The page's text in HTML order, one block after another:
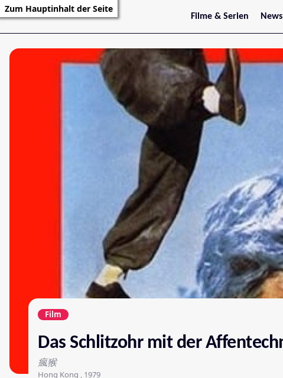
Zum Hauptinhalt der Seite
Filme & Serien
Trailer
Filmarchiv
Serienarchiv
News
Stars
Film
Das Schlitzohr mit der
瘋猴
Hong Kong , 1979